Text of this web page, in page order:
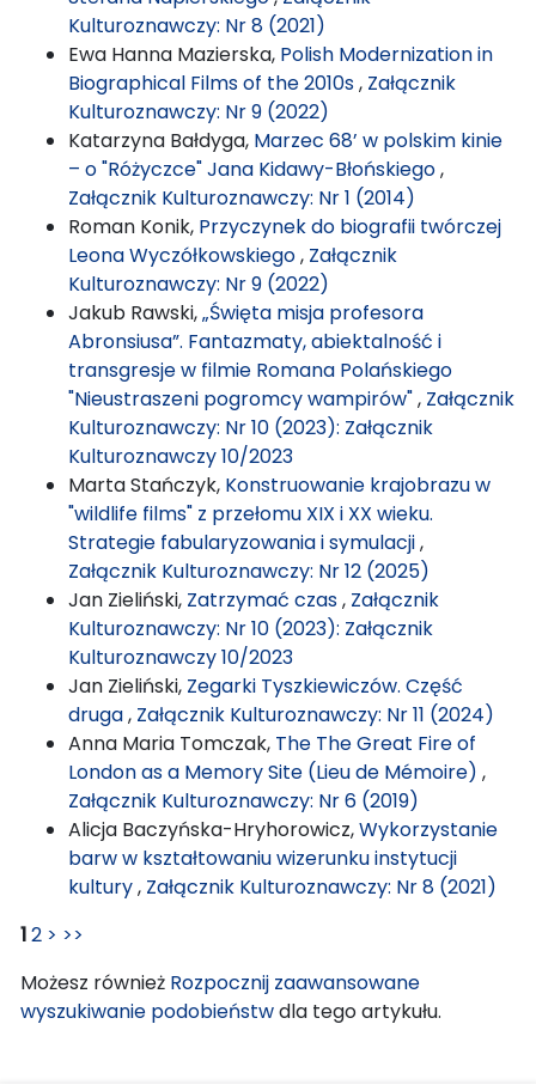
Kulturoznawczy: Nr 8 (2021)
Ewa Hanna Mazierska, Polish Modernization in
Biographical Films of the 2010s, Załącznik
Kulturoznawczy: Nr 9 (2022)
Katarzyna Bałdyga, Marzec 68’ w polskim kinie
– o "Różyczce" Jana Kidawy-Błońskiego,
Załącznik Kulturoznawczy: Nr 1 (2014)
Roman Konik, Przyczynek do biografii twórczej
Leona Wyczółkowskiego, Załącznik
Kulturoznawczy: Nr 9 (2022)
Jakub Rawski,„Święta misja profesora
Abronsiusa”. Fantazmaty, abiektalność i
transgresje w filmie Romana Polańskiego
"Nieustraszeni pogromcy wampirów", Załącznik
Kulturoznawczy: Nr 10 (2023): Załącznik
Kulturoznawczy 10/2023
Marta Stańczyk, Konstruowanie krajobrazu w
"wildlife films" z przełomu XIX i XX wieku.
Strategie fabularyzowania i symulacji,
Załącznik Kulturoznawczy: Nr 12 (2025)
Jan Zieliński, Zatrzymać czas, Załącznik
Kulturoznawczy: Nr 10 (2023): Załącznik
Kulturoznawczy 10/2023
Jan Zieliński, Zegarki Tyszkiewiczów. Część
druga, Załącznik Kulturoznawczy: Nr 11 (2024)
Anna Maria Tomczak, The The Great Fire of
London as a Memory Site (Lieu de Mémoire) ,
Załącznik Kulturoznawczy: Nr 6 (2019)
Alicja Baczyńska-Hryhorowicz,Wykorzystanie
barw w kształtowaniu wizerunku instytucji
kultury, Załącznik Kulturoznawczy: Nr 8 (2021)
12 > >>
Możesz również Rozpocznij zaawansowane
wyszukiwanie podobieństwdla tego artykułu.